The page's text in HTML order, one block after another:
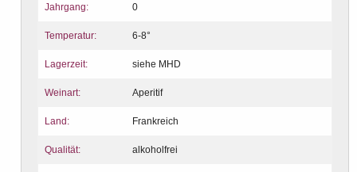
Jahrgang: 0
Temperatur: 6-8°
Lagerzeit: siehe MHD
Weinart: Aperitif
Land: Frankreich
Qualität: alkoholfrei